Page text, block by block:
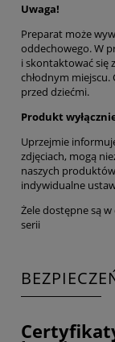
Uwaga!
Preparat może
oddechowego. W
i skontaktować się
chłodnym miejscu.
przed dziećmi.
Produkt
Uprzejmie
zdjęciach, mogą
naszych
indywidualne
Żele dostępne są
serii